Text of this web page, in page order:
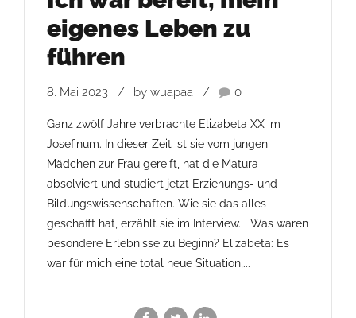
eigenes Leben zu
führen
8. Mai 2023 by wuapaa 0
Ganz zwölf Jahre verbrachte Elizabeta XX im
Josefinum. In dieser Zeit ist sie vom jungen
Mädchen zur Frau gereift, hat die Matura
absolviert und studiert jetzt Erziehungs- und
Bildungswissenschaften. Wie sie das alles
geschafft hat, erzählt sie im Interview. Was waren
besondere Erlebnisse zu Beginn? Elizabeta: Es
war für mich eine total neue Situation,...